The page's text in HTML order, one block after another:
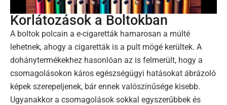
Korlátozások a Boltokban
A boltok polcain a e-cigaretták hamarosan a múlté
lehetnek, ahogy a cigaretták is a pult mögé kerültek. A
dohánytermékekhez hasonlóan az is felmerült, hogy a
csomagolásokon káros egészségügyi hatásokat ábrázoló
képek szerepeljenek, bár ennek valószínűsége kisebb.
Ugyanakkor a csomagolások sokkal egyszerűbbek és